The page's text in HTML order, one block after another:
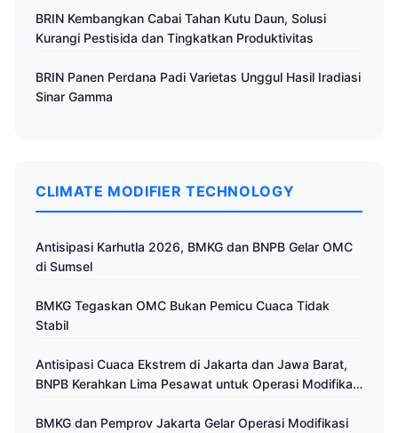
BRIN Kembangkan Cabai Tahan Kutu Daun, Solusi
Kurangi Pestisida dan Tingkatkan Produktivitas
BRIN Panen Perdana Padi Varietas Unggul Hasil Iradiasi
Sinar Gamma
CLIMATE MODIFIER TECHNOLOGY
Antisipasi Karhutla 2026, BMKG dan BNPB Gelar OMC
di Sumsel
BMKG Tegaskan OMC Bukan Pemicu Cuaca Tidak
Stabil
Antisipasi Cuaca Ekstrem di Jakarta dan Jawa Barat,
BNPB Kerahkan Lima Pesawat untuk Operasi Modifikasi
BMKG dan Pemprov Jakarta Gelar Operasi Modifikasi